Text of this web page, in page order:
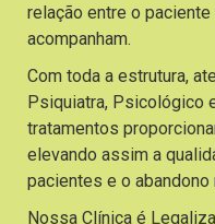
relação entre o
acompanham.
Com toda a estrutura,
Psiquiatra, Psicológico
tratamentos
elevando assim a
pacientes e o
Nossa Clínica é